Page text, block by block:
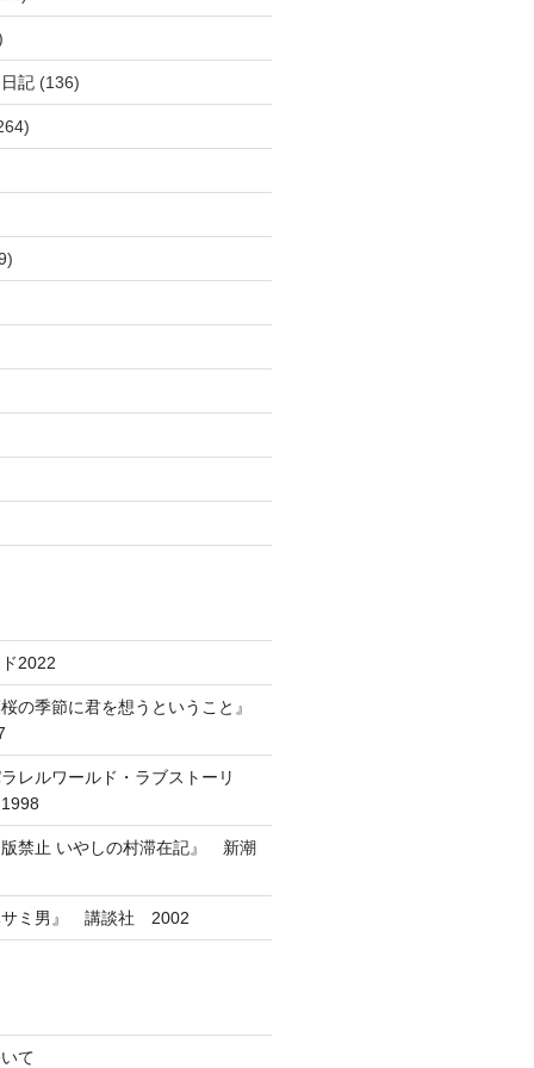
記(136)
2022
の季節に君を想うということ』
レルワールド・ラブストーリ
禁止 いやしの村滞在記』 新潮
ミ男』 講談社 2002
て